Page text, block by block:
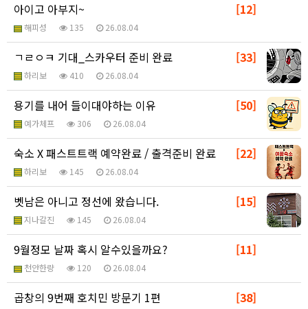
[12]
아이고 아부지~
해피성 135 26.08.04
[33]
ㄱㄹㅇㅋ 기대_스카우터 준비 완료
하리보 410 26.08.04
[50]
용기를 내어 들이대야하는 이유
예가체프 306 26.08.04
[22]
숙소 X 패스트트랙 예약완료 / 출격준비 완료
하리보 145 26.08.04
[15]
벳남은 아니고 정선에 왔습니다.
지나갈진 145 26.08.04
[11]
9월정모 날짜 혹시 알수있을까요?
천안한량 120 26.08.04
[38]
곱창의 9번째 호치민 방문기 1편